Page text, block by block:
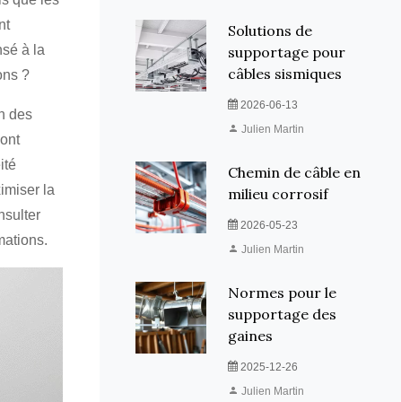
à la
?
des
la
Popular Articles
Solutions de
supportage pour
Julien Martin
Chemin de câble en
Julien Martin
Normes pour le
supportage des